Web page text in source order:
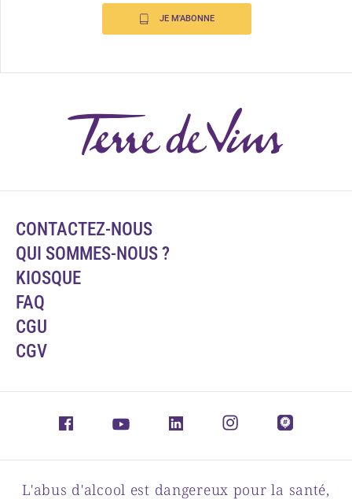
JE M'ABONNE
CONTACTEZ-NOUS
QUI SOMMES-NOUS ?
KIOSQUE
FAQ
CGU
CGV
L'abus d'alcool est dangereux pour la santé,